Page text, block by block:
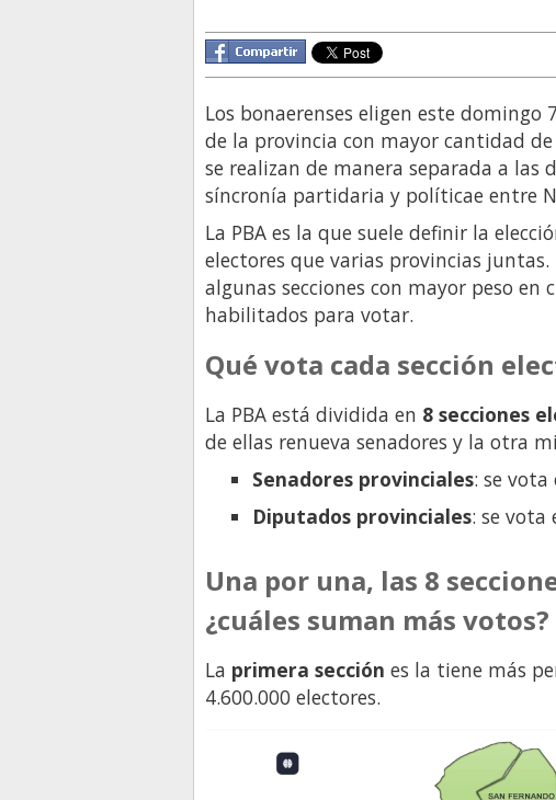
Los bonaerenses eligen este
de la provincia con mayor cantidad
se realizan de manera separada a las
síncronía partidaria y políticae entre
La PBA es la que suele definir la
electores que varias provincias
algunas secciones con mayor peso
habilitados para votar.
Qué vota cada sección
La PBA está dividida en 8 secciones
de ellas renueva senadores y la otra
Senadores provinciales: se
Diputados provinciales: se vota
Una por una, las 8
¿cuáles suman más votos?
La primera sección es la tiene más
4.600.000 electores.